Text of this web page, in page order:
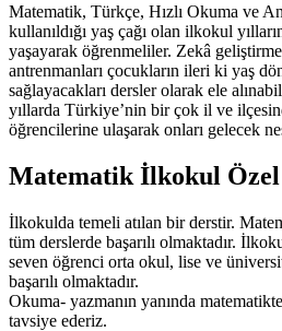
Matematik, Türkçe, Hızlı Okuma ve
kullanıldığı yaş çağı olan ilkokul
yaşayarak öğrenmeliler. Zekâ
antrenmanları çocukların ileri ki yaş
sağlayacakları dersler olarak ele
yıllarda Türkiye’nin bir çok il ve
öğrencilerine ulaşarak onları gelecek
Matematik İlkokul
İlkokulda temeli atılan bir derstir.
tüm derslerde başarılı olmaktadır.
seven öğrenci orta okul, lise ve
başarılı olmaktadır.
Okuma- yazmanın yanında
tavsiye ederiz.